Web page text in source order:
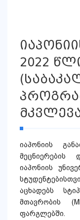
2022
იაპონიის
მეცნიერების
იაპონიის
აცხადებს
მთავრობის
ფარგლებში.